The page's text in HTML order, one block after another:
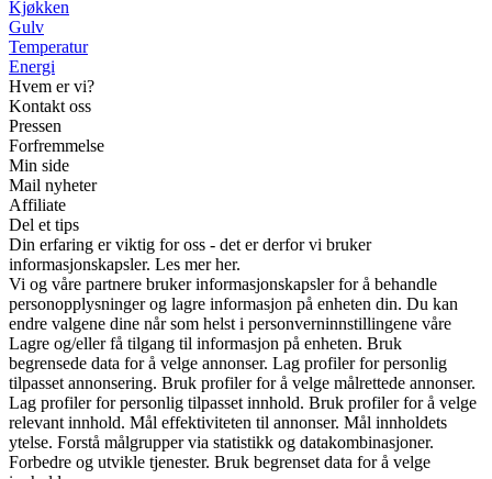
Kjøkken
Gulv
Temperatur
Energi
Hvem er vi?
Kontakt oss
Pressen
Forfremmelse
Min side
Mail nyheter
Affiliate
Del et tips
Din erfaring er viktig for oss - det er derfor vi bruker
informasjonskapsler. Les mer her.
Vi og våre partnere bruker informasjonskapsler for å behandle
personopplysninger og lagre informasjon på enheten din. Du kan
endre valgene dine når som helst i personverninnstillingene våre
Lagre og/eller få tilgang til informasjon på enheten. Bruk
begrensede data for å velge annonser. Lag profiler for personlig
tilpasset annonsering. Bruk profiler for å velge målrettede annonser.
Lag profiler for personlig tilpasset innhold. Bruk profiler for å velge
relevant innhold. Mål effektiviteten til annonser. Mål innholdets
ytelse. Forstå målgrupper via statistikk og datakombinasjoner.
Forbedre og utvikle tjenester. Bruk begrenset data for å velge